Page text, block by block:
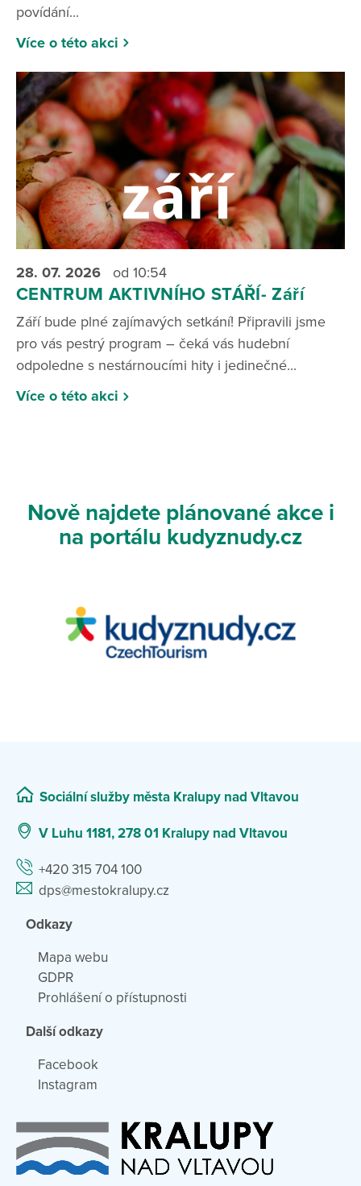
povídání...
Více o této akci
28. 07. 2026 od 10:54
CENTRUM AKTIVNÍHO STÁŘÍ- Září
Září bude plné zajímavých setkání! Připravili jsme
pro vás pestrý program – čeká vás hudební
odpoledne s nestárnoucími hity i jedinečné...
Více o této akci
Nově najdete plánované akce i
na portálu kudyznudy.cz
Sociální služby města Kralupy nad Vltavou
V Luhu 1181, 278 01 Kralupy nad Vltavou
+420 315 704 100
dps@mestokralupy.cz
Odkazy
Mapa webu
GDPR
Prohlášení o přístupnosti
Další odkazy
Facebook
Instagram